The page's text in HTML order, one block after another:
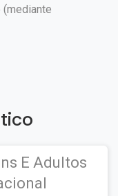
E Adultos